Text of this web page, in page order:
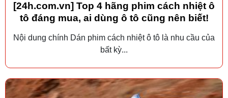
[24h.com.vn] Top 4 hãng phim cách nhiệt ô
tô đáng mua, ai dùng ô tô cũng nên biết!
Nội dung chính Dán phim cách nhiệt ô tô là nhu cầu của
bất kỳ...